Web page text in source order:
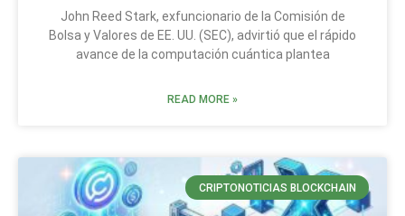
John Reed Stark, exfuncionario de la Comisión de
Bolsa y Valores de EE. UU. (SEC), advirtió que el rápido
avance de la computación cuántica plantea
READ MORE »
CRIPTONOTICIAS BLOCKCHAIN